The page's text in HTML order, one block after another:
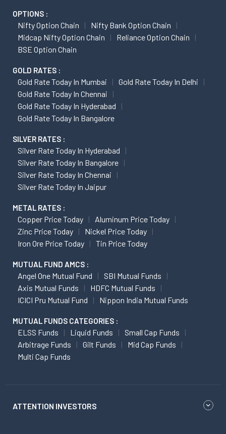
OPTIONS :
Nifty Option Chain
Nifty Bank Option Chain
Midcap Nifty Option Chain
Reliance Option Chain
BSE Option Chain
GOLD RATES :
Gold Rate Today In Mumbai
Gold Rate Today In Delhi
Gold Rate Today In Chennai
Gold Rate Today In Hyderabad
Gold Rate Today In Bangalore
SILVER RATES :
Silver Rate Today In Hyderabad
Silver Rate Today In Bangalore
Silver Rate Today In Chennai
Silver Rate Today In Jaipur
METAL RATES :
Copper Price Today
Aluminum Price Today
Zinc Price Today
Nickel Price Today
Iron Ore Price Today
Tin Price Today
MUTUAL FUND AMCS :
Angel One Mutual Fund
SBI Mutual Funds
Axis Mutual Funds
HDFC Mutual Funds
ICICI Pru Mutual Fund
Nippon India Mutual Funds
MUTUAL FUNDS CATEGORIES :
ELSS Funds Liquid Funds
Small Cap Funds
Arbitrage Funds
Gilt Funds
Mid Cap Funds
Multi Cap Funds
ATTENTION INVESTORS